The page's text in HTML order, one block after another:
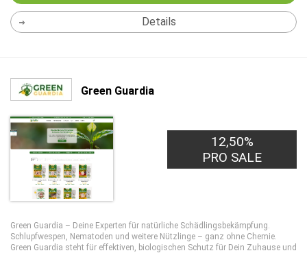
Details
Green Guardia
12,50%
PRO SALE
Green Guardia – Deine Experten für natürliche Schädlingsbekämpfung.
Schlupfwespen, Nematoden und weitere Nützlinge – ganz ohne Chemie.
Green Guardia steht für effektiven, biologischen Schutz für Dein Zuhause und